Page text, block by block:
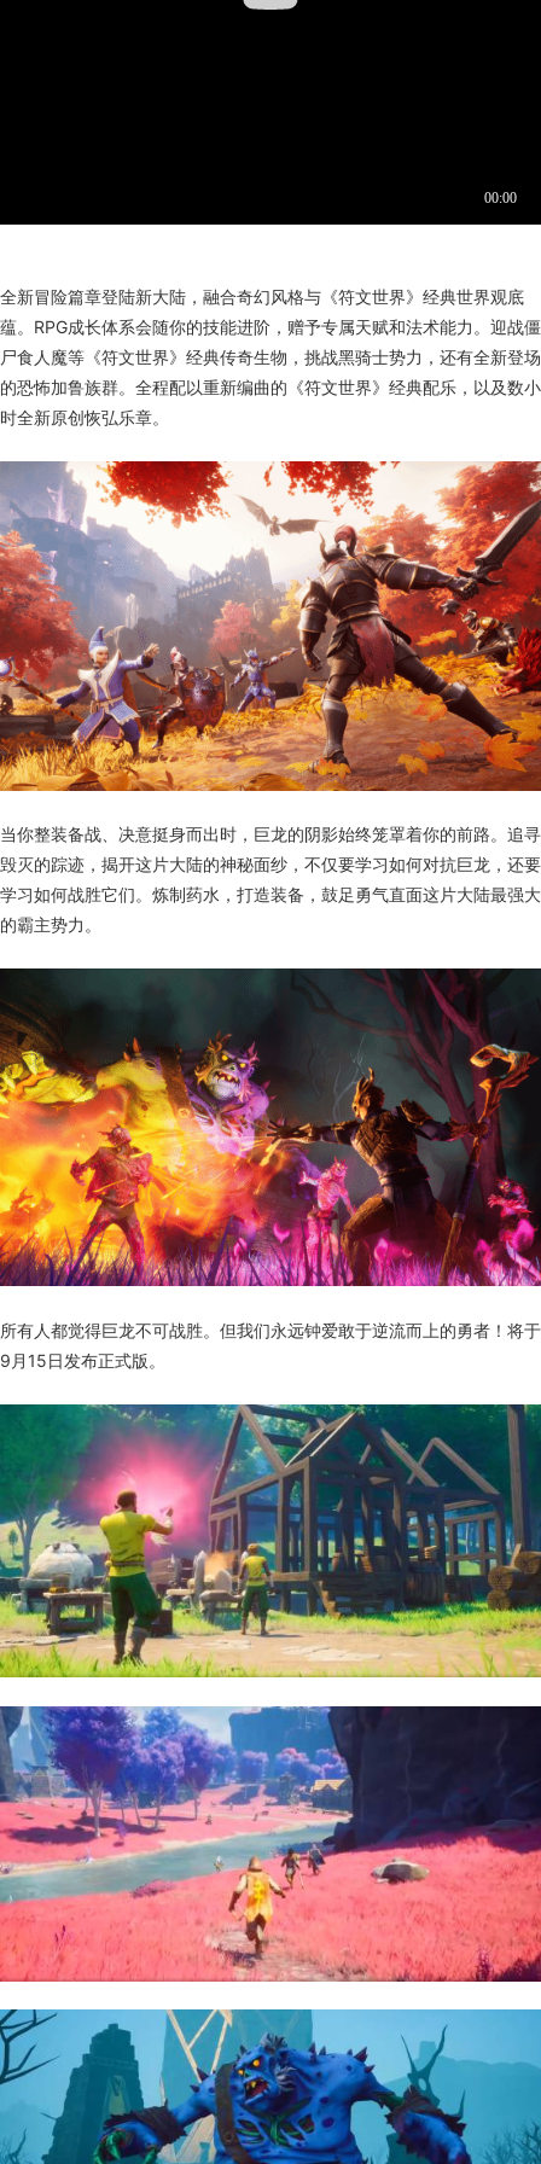
​​​​​​​​​​全新冒险篇章登陆新大陆，融合奇幻风格与《符文世界》经典世界观底
蕴。RPG成长体系会随你的技能进阶，赠予专属天赋和法术能力。迎战僵
尸食人魔等《符文世界》经典传奇生物，挑战黑骑士势力，还有全新登场
的恐怖加鲁族群。全程配以重新编曲的《符文世界》经典配乐，以及数小
时全新原创恢弘乐章。
当你整装备战、决意挺身而出时，巨龙的阴影始终笼罩着你的前路。追寻
毁灭的踪迹，揭开这片大陆的神秘面纱，不仅要学习如何对抗巨龙，还要
学习如何战胜它们。炼制药水，打造装备，鼓足勇气直面这片大陆最强大
的霸主势力。
所有人都觉得巨龙不可战胜。但我们永远钟爱敢于逆流而上的勇者！将于
9月15日发布正式版。